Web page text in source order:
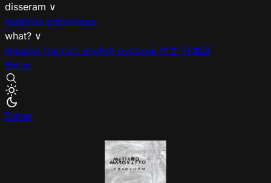
disseram ∨
matérias entrevistas
what? ∨
español français english русский 中文 日本語
Entrar
Entrar